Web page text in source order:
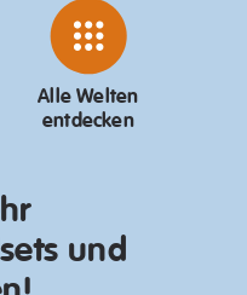
Alle Welten
entdecken
und